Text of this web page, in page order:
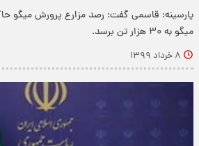
پارسینه: قاسمی گفت: رصد مزارع پرورش میگو
میگو به ۳۰ هزار تن برسد.
۸ خرداد ۱۳۹۹